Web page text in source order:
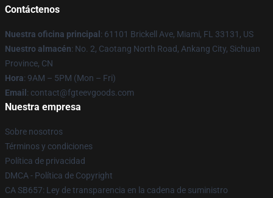
Contáctenos
Nuestra oficina principal : 61101 Brickell Ave, Miami, FL 33131, US
Nuestro almacén: No. 2, Caotang North Road, Ankang City, Sichuan
Province, CN
Hora: 9AM – 5PM (Mon – Fri)
Email : contact@fgteevgoods.com
Nuestra empresa
Sobre nosotros
Términos y condiciones
Política de privacidad
DMCA - Política de Copyright
CA SB657: Ley de transparencia en la cadena de suministro